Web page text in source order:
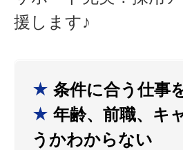
援します♪
★ 条件に合う仕事
★ 年齢、前職、キ
うかわからない